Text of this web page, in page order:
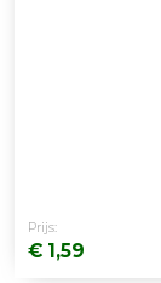
Prijs:
€ 1,59